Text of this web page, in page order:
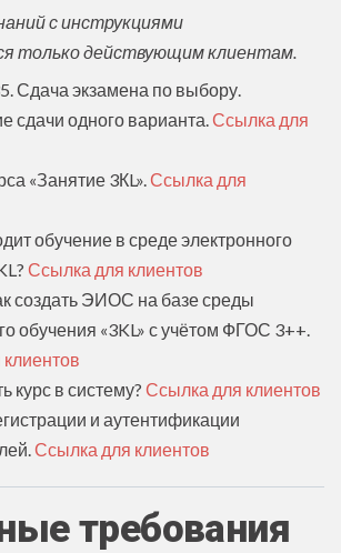
с инструкциями
только действующим клиентам.
Сдача экзамена по выбору.
сдачи одного варианта. Ссылка для
«Занятие 3КL». Ссылка для
обучение в среде электронного
Ссылка для клиентов
создать ЭИОС на базе среды
обучения «3KL» с учётом ФГОС 3++.
курс в систему? Ссылка для клиентов
и аутентификации
Ссылка для клиентов
требования